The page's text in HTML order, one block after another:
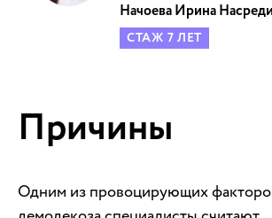
Начоева Ирина
СТАЖ 7 ЛЕТ
Причины
Одним из провоцирующих